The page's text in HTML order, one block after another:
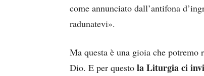
come annunciato dall’antifona
radunatevi».
Ma questa è una gioia che
Dio. E per questo la Liturgia ci